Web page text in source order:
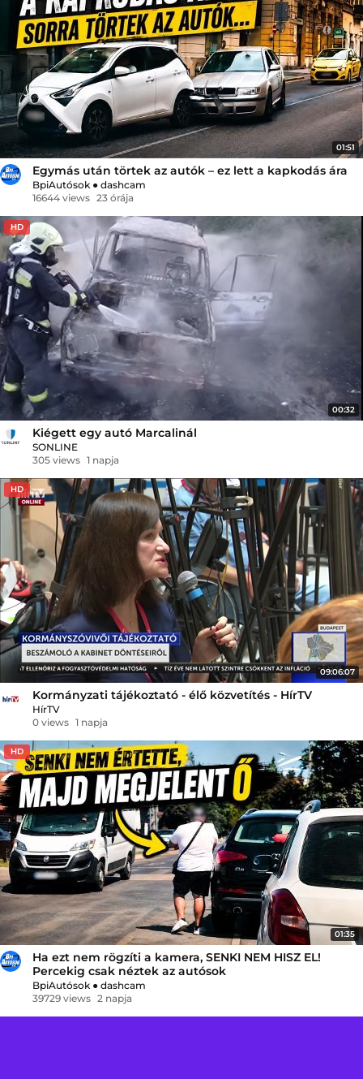
01:51
Egymás után törtek az autók – ez lett a kapkodás ára
BpiAutósok ● dashcam
16644 views 23 órája
HD
00:32
Kiégett egy autó Marcalinál
SONLINE
305 views 1 napja
HD
09:06:07
Kormányzati tájékoztató - élő közvetítés - HírTV
HírTV
0 views 1 napja
HD
01:35
Ha ezt nem rögzíti a kamera, SENKI NEM HISZ EL!
Percekig csak néztek az autósok
BpiAutósok ● dashcam
39729 views 2 napja